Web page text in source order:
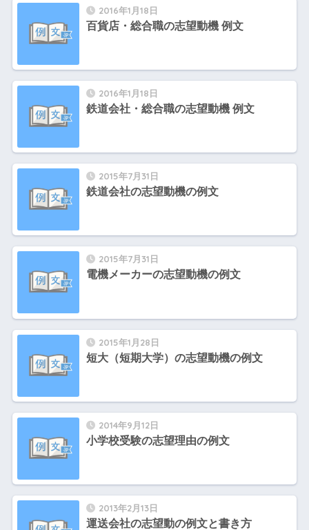
2016年1月18日
百貨店・総合職の志望動機 例文
2016年1月18日
鉄道会社・総合職の志望動機 例文
2015年7月31日
鉄道会社の志望動機の例文
2015年7月31日
電機メーカーの志望動機の例文
2015年1月28日
短大（短期大学）の志望動機の例文
2014年9月12日
小学校受験の志望理由の例文
2013年2月13日
運送会社の志望動の例文と書き方